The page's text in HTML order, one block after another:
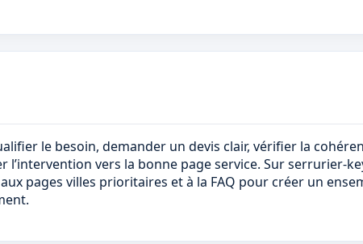
le besoin, demander un devis clair, vérifier la
vers la bonne page service. Sur serrurier-
pages villes prioritaires et à la FAQ pour créer un